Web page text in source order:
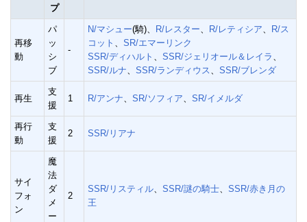
プ
再移
動
パ
ッ
シ
ブ
-
N/マシュー(騎)、 R/レスター R/レティシア
R/ス
コット
SR/エマーリンク
SSR/ディハルト
SSR/ジェリオール＆レイラ
SSR/ルナ
SSR/ランディウス SSR/ブレンダ
再生
支
援
1 R/アンナ SR/ソフィア SR/イメルダ
再行
動
支
援
2 SSR/リアナ
サイ
フォ
ン
魔
法
ダ
メ
ー
2
SSR/リスティル SSR/謎の騎士
SSR/赤き月の
王